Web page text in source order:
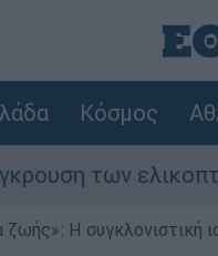
Κόσμος
των
Η συγκλονιστική